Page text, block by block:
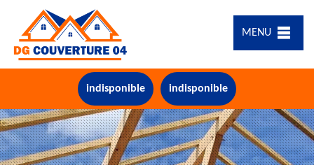
MENU
indisponible indisponible